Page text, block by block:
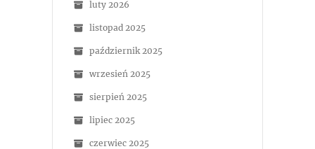
luty 2026
listopad 2025
październik 2025
wrzesień 2025
sierpień 2025
lipiec 2025
czerwiec 2025